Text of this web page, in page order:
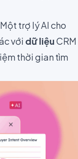
Một trợ lý AI cho
với dữ liệuCRM
thời gian tìm